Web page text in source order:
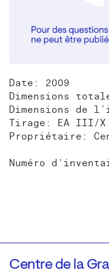
Date: 2009
Dimensions
Dimensions de
Tirage: EA III/X
Propriétaire:
Numéro
Centre de la